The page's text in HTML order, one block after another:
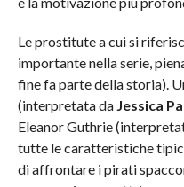
Le prostitute a cui si
importante nella serie,
fine fa parte della storia).
(interpretata da Jessica
Eleanor Guthrie
tutte le caratteristiche
di affrontare i pirati